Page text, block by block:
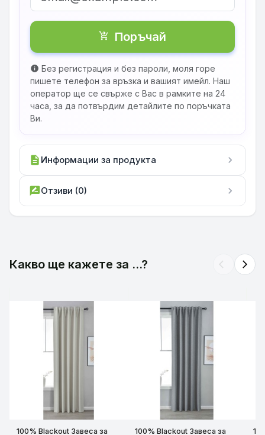
shopping_cart_checkout Поръчай
info Без регистрация и без пароли, моля горе
пишете телефон за връзка и вашият имейл. Наш
оператор ще се свърже с Вас в рамките на 24
часа, за да потвърдим детайлите по поръчката
Ви.
description Информации за продукта chevron_right
rate_reviewОтзиви (0) chevron_right
Какво ще кажете за ...? arrow_back_ios arrow_forward_ios
100% Blackout Завеса за
100% Blackout Завеса за